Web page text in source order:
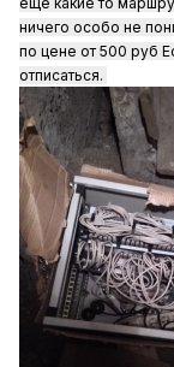
ничего особо не
по цене от 500 руб
отписаться.